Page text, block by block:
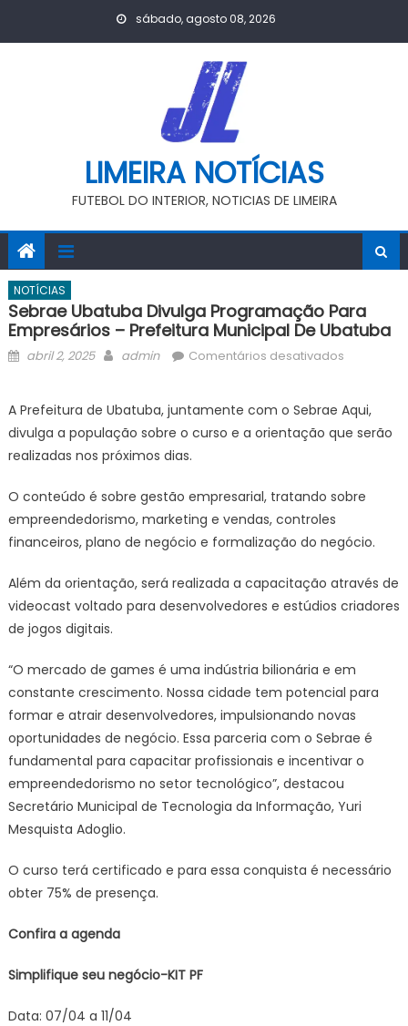
sábado, agosto 08, 2026
LIMEIRA NOTÍCIAS
FUTEBOL DO INTERIOR, NOTICIAS DE LIMEIRA
NOTÍCIAS
Sebrae Ubatuba Divulga Programação Para
Empresários – Prefeitura Municipal De Ubatuba
Posted
abril 2, 2025 Author
admin Comentários desativadosem
divulga
–
Municipal
Ubatuba
A Prefeitura de Ubatuba, juntamente com o Sebrae Aqui,
divulga a população sobre o curso e a orientação que serão
realizadas nos próximos dias.
O conteúdo é sobre gestão empresarial, tratando sobre
empreendedorismo, marketing e vendas, controles
financeiros, plano de negócio e formalização do negócio.
Além da orientação, será realizada a capacitação através de
videocast voltado para desenvolvedores e estúdios criadores
de jogos digitais.
“O mercado de games é uma indústria bilionária e em
constante crescimento. Nossa cidade tem potencial para
formar e atrair desenvolvedores, impulsionando novas
oportunidades de negócio. Essa parceria com o Sebrae é
fundamental para capacitar profissionais e incentivar o
empreendedorismo no setor tecnológico”, destacou
Secretário Municipal de Tecnologia da Informação, Yuri
Mesquista Adoglio.
O curso terá certificado e para essa conquista é necessário
obter 75% de presença.
Confira a agenda
Simplifique seu negócio-KIT PF
Data: 07/04 a 11/04